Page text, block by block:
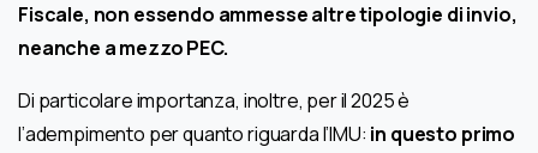
Fiscale, non essendo ammesse altre tipologie di invio,
neanche a mezzo PEC.
Di particolare importanza, inoltre, per il 2025 è
l’adempimento per quanto riguarda l’IMU: in questo primo